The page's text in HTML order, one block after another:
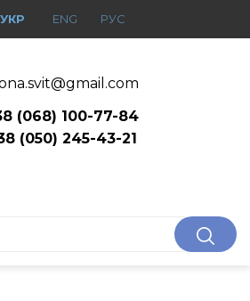
УКР ENG РУС
(068) 100-77-84
(050) 245-43-21